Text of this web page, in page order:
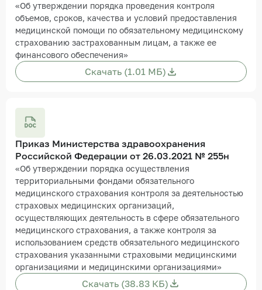
«Об утверждении порядка проведения контроля
объемов, сроков, качества и условий предоставления
медицинской помощи по обязательному медицинскому
страхованию застрахованным лицам, а также ее
финансового обеспечения»
Скачать (1.01 МБ)
Приказ Министерства здравоохранения
Российской Федерации от 26.03.2021 № 255н
«Об утверждении порядка осуществления
территориальными фондами обязательного
медицинского страхования контроля за деятельностью
страховых медицинских организаций,
осуществляющих деятельность в сфере обязательного
медицинского страхования, а также контроля за
использованием средств обязательного медицинского
страхования указанными страховыми медицинскими
организациями и медицинскими организациями»
Скачать (38.83 КБ)